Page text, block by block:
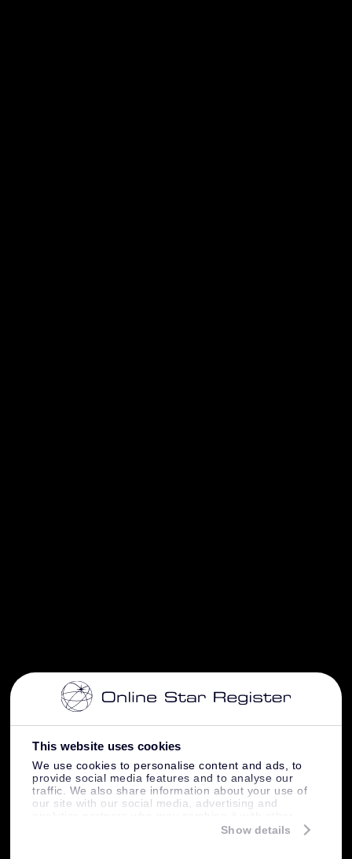
This website uses cookies
We use cookies to personalise content and ads, to
provide social media features and to analyse our
traffic. We also share information about your use of
our site with our social media, advertising and
information that you’ve provided to them or that
Show details